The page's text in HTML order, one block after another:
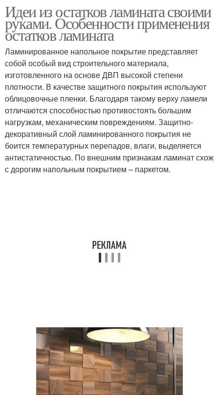
Идеи из остатков ламината своими
руками. Особенности применения
остатков ламината
Ламинированное напольное покрытие представляет
собой особый вид строительного материала,
изготовленного на основе ДВП высокой степени
плотности. В качестве защитного покрытия используют
облицовочные пленки. Благодаря такому верху ламели
отличаются способностью противостоять большим
нагрузкам, механическим повреждениям. Защитно-
декоративный слой ламинированного покрытия не
боится температурных перепадов, влаги, выделяется
антистатичностью. По внешним признакам ламинат схож
с дорогим напольным покрытием – паркетом.